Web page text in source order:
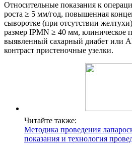
Относительные показания к
роста ≥ 5 мм/год, повышенная
сыворотке (при отсутствии
размер IPMN ≥ 40 мм, клиническое
выявленный сахарный диабет или
контраст пристеночные узелки.
Читайте также:
Методика проведения
показания и технология